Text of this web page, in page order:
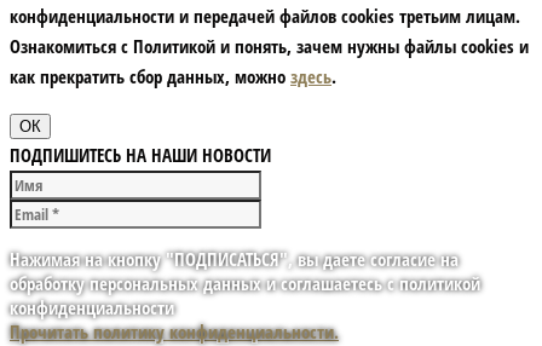
конфиденциальности и передачей файлов cookies третьим лицам.
Ознакомиться с Политикой и понять, зачем нужны файлы сookies и
как прекратить сбор данных, можно здесь.
ОК
ПОДПИШИТЕСЬ НА НАШИ НОВОСТИ
Нажимая на кнопку "ПОДПИСАТЬСЯ", вы даете согласие на
обработку персональных данных и соглашаетесь с политикой
конфиденциальности
Прочитать политику конфиденциальности.